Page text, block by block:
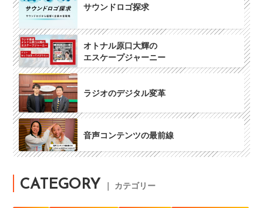
サウンドロゴ探求
オトナル原口大輝の
エスケープジャーニー
ラジオのデジタル変革
音声コンテンツの最前線
CATEGORY ｜ カテゴリー